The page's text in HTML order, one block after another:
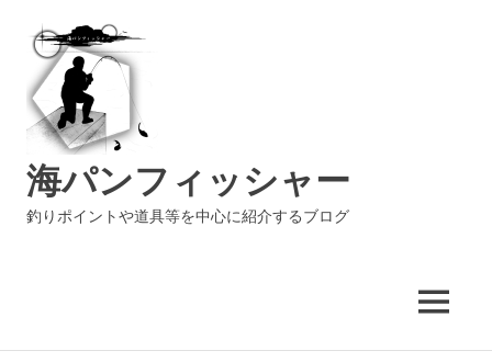
海パンフィッシャー
釣りポイントや道具等を中心に紹介するブログ
MENU